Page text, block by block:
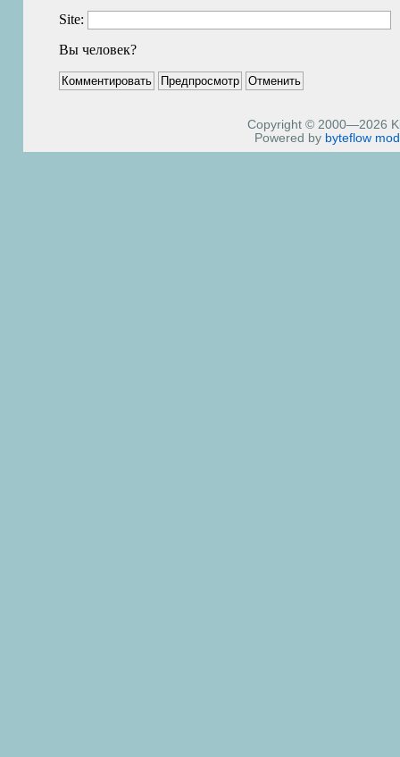
Site:
Вы человек?
Copyright © 2000—2026
Powered by byteflow